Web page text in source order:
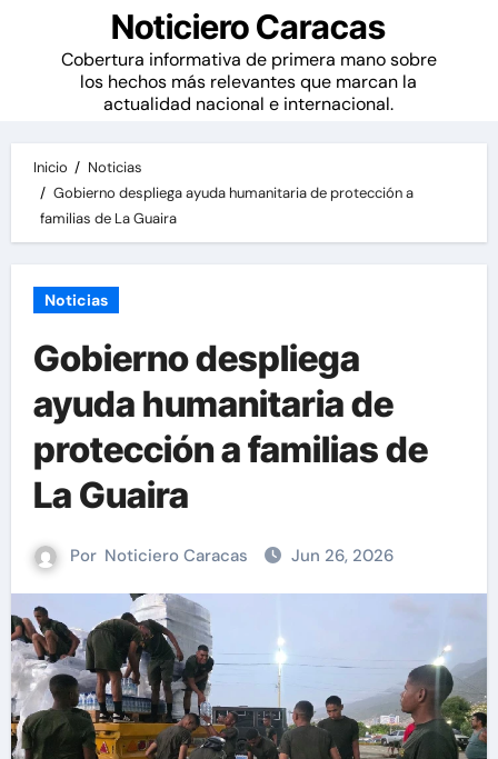
Noticiero Caracas
Cobertura informativa de primera mano sobre
los hechos más relevantes que marcan la
actualidad nacional e internacional.
Inicio
Noticias
Gobierno despliega ayuda humanitaria de protección a
familias de La Guaira
Noticias
Gobierno despliega
ayuda humanitaria de
protección a familias de
La Guaira
Por Noticiero Caracas Jun 26, 2026